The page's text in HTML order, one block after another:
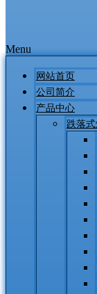
Menu
网站首页
公司简介
产品中心
跌落